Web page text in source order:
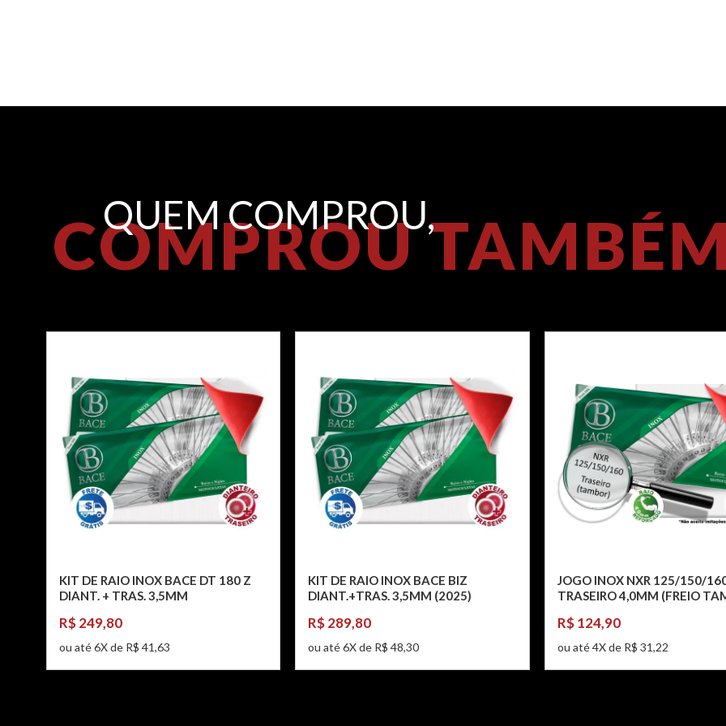
QUEM COMPROU,
COMPROU
KIT DE RAIO INOX BACE DT 180 Z
DIANT. + TRAS. 3,5MM
R$ 249,80
ou até 6X de R$ 41,63
KIT DE RAIO INOX BACE BIZ
DIANT.+TRAS. 3,5MM (2025)
R$ 289,80
ou até 6X de R$ 48,30
JOGO INOX NXR 125/150/
TRASEIRO 4,0MM (FREIO
R$ 124,90
ou até 4X de R$ 31,22